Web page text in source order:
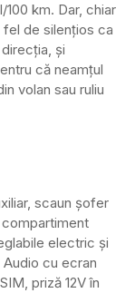
km. Dar, chiar
fel de silențios ca
și
că neamțul
volan sau ruliu
scaun șofer
compartiment
electric și
cu ecran
priză 12V în